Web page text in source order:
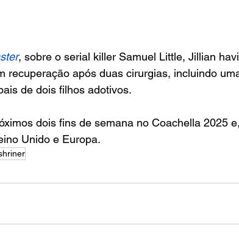
, sobre o serial killer Samuel Little, Jillian
recuperação após duas cirurgias, incluindo
de dois filhos adotivos.
dois fins de semana no Coachella 2025
Unido e Europa.